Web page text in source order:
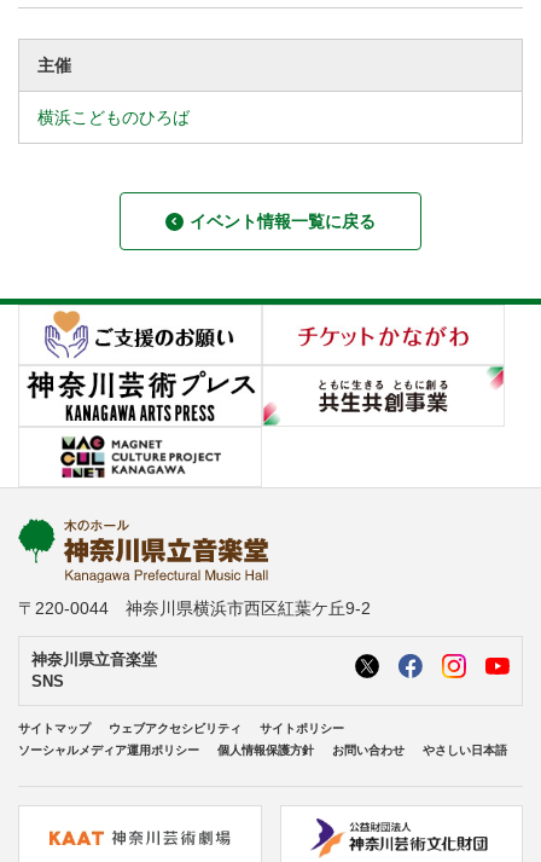
主催
横浜こどものひろば
イベント情報一覧に戻る
〒220-0044 神奈川県横浜市西区紅葉ケ丘9-2
神奈川県立音楽堂
SNS
サイトマップ ウェブアクセシビリティ
サイトポリシー
ソーシャルメディア運用ポリシー
個人情報保護方針 お問い合わせ やさしい日本語